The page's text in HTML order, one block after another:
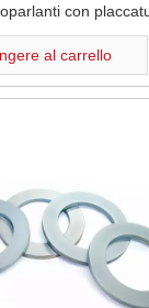
con
di grado N40M
al carrello